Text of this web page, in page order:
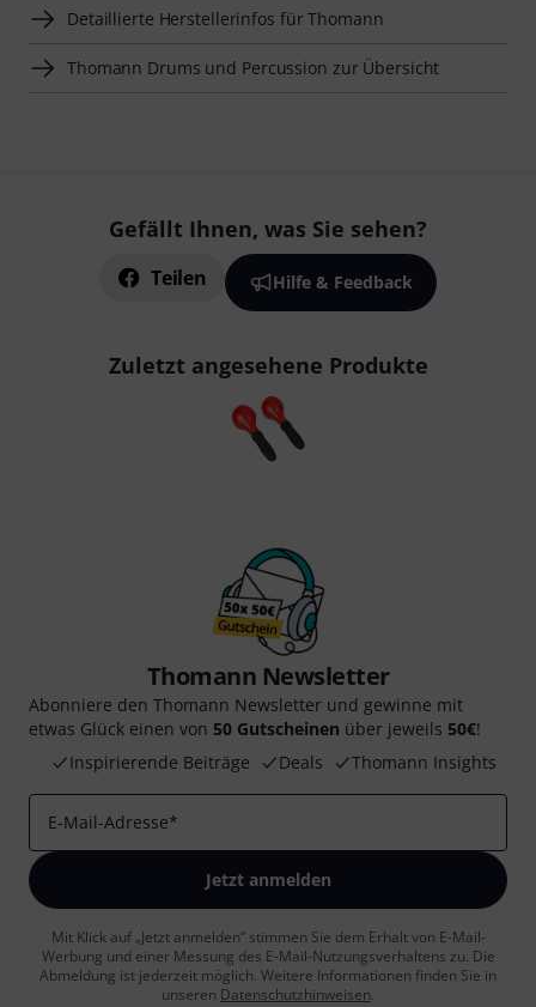
Detaillierte Herstellerinfos für Thomann
Thomann Drums und Percussion zur Übersicht
Gefällt Ihnen, was Sie sehen?
Teilen Hilfe & Feedback
Zuletzt angesehene Produkte
Thomann Newsletter
Abonniere den Thomann Newsletter und gewinne mit
etwas Glück einen von 50 Gutscheinen über jeweils 50€!
Inspirierende Beiträge
Deals Thomann Insights
E-Mail-Adresse*
Jetzt anmelden
Mit Klick auf „Jetzt anmelden“ stimmen Sie dem Erhalt von E-Mail-
Werbung und einer Messung des E-Mail-Nutzungsverhaltens zu. Die
Abmeldung ist jederzeit möglich. Weitere Informationen finden Sie in
unseren Datenschutzhinweisen.